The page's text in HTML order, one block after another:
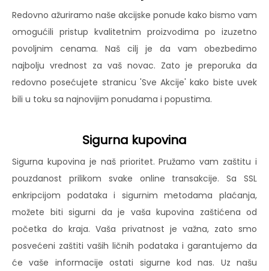
Redovno ažuriramo naše akcijske ponude kako bismo vam
omogućili pristup kvalitetnim proizvodima po izuzetno
povoljnim cenama. Naš cilj je da vam obezbedimo
najbolju vrednost za vaš novac. Zato je preporuka da
redovno posećujete stranicu 'Sve Akcije' kako biste uvek
bili u toku sa najnovijim ponudama i popustima.
Sigurna kupovina
Sigurna kupovina je naš prioritet. Pružamo vam zaštitu i
pouzdanost prilikom svake online transakcije. Sa SSL
enkripcijom podataka i sigurnim metodama plaćanja,
možete biti sigurni da je vaša kupovina zaštićena od
početka do kraja. Vaša privatnost je važna, zato smo
posvećeni zaštiti vaših ličnih podataka i garantujemo da
će vaše informacije ostati sigurne kod nas. Uz našu